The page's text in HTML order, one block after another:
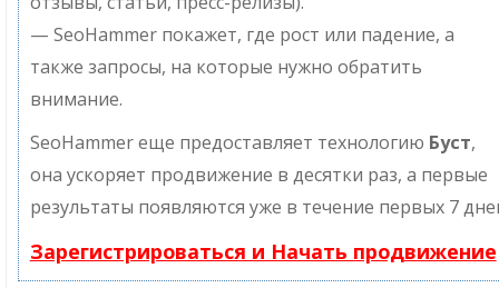
— SeoHammer покажет, где рост или падение, а
также запросы, на которые нужно обратить
внимание.
SeoHammer еще предоставляет технологию Буст,
она ускоряет продвижение в десятки раз, а первые
результаты появляются уже в течение первых 7
Зарегистрироваться и Начать продвижение